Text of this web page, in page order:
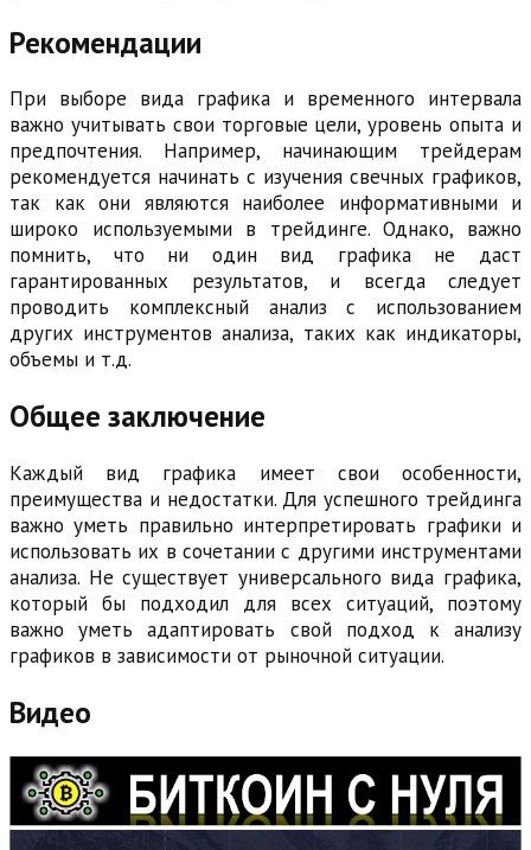
Рекомендации
При выборе вида графика и временного интервала
важно учитывать свои торговые цели, уровень опыта и
предпочтения. Например, начинающим трейдерам
рекомендуется начинать с изучения свечных графиков,
так как они являются наиболее информативными и
широко используемыми в трейдинге. Однако, важно
помнить, что ни один вид графика не даст
гарантированных результатов, и всегда следует
проводить комплексный анализ с использованием
других инструментов анализа, таких как индикаторы,
объемы и т.д.
Общее заключение
Каждый вид графика имеет свои особенности,
преимущества и недостатки. Для успешного трейдинга
важно уметь правильно интерпретировать графики и
использовать их в сочетании с другими инструментами
анализа. Не существует универсального вида графика,
который бы подходил для всех ситуаций, поэтому
важно уметь адаптировать свой подход к анализу
графиков в зависимости от рыночной ситуации.
Видео